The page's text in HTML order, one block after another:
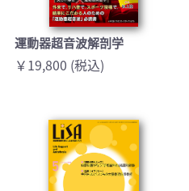
運動器超音波解剖学
￥19,800 (税込)